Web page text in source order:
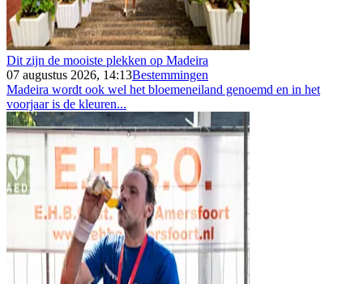
Dit zijn de mooiste plekken op Madeira
07 augustus 2026, 14:13Bestemmingen
Madeira wordt ook wel het bloemeneiland genoemd en in het
voorjaar is de kleuren...